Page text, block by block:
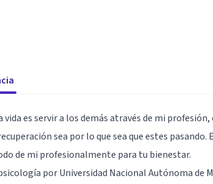
es servir a los demás através de mi
sea por lo que sea que estes pasando.
de mi profesionalmente para tu bienestar.
por Universidad Nacional Autónoma de